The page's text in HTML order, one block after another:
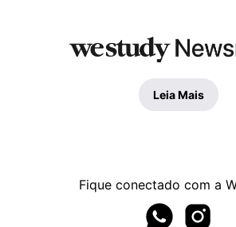
Leia Mais
Fique conectado com a